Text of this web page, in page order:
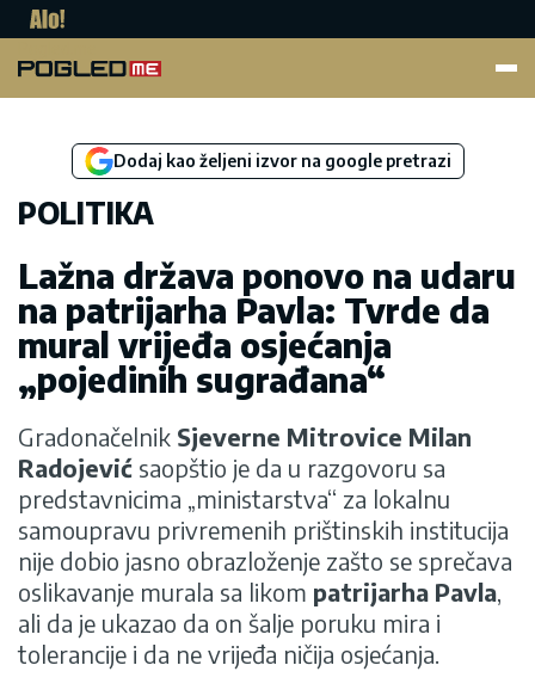
Dodaj kao željeni izvor na google pretrazi
POLITIKA
Lažna država ponovo na udaru
na patrijarha Pavla: Tvrde da
mural vrijeđa osjećanja
„pojedinih sugrađana“
Gradonačelnik Sjeverne Mitrovice Milan
Radojević saopštio je da u razgovoru sa
predstavnicima „ministarstva“ za lokalnu
samoupravu privremenih prištinskih institucija
nije dobio jasno obrazloženje zašto se sprečava
oslikavanje murala sa likom patrijarha Pavla,
ali da je ukazao da on šalje poruku mira i
tolerancije i da ne vrijeđa ničija osjećanja.